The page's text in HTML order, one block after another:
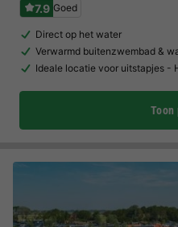
7.9 Goed
Direct op het water
Verwarmd buitenzwembad &
Ideale locatie voor uitstapjes -
Toon